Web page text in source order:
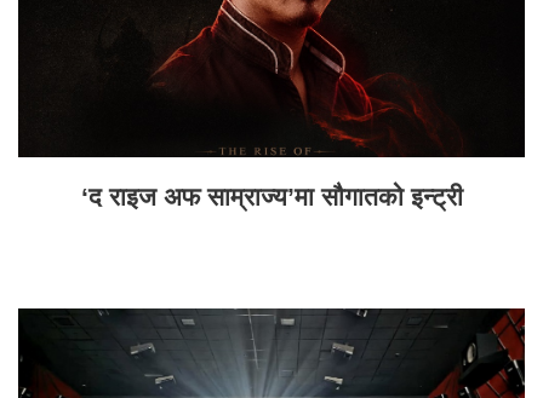
‘द राइज अफ साम्राज्य’मा सौगातको इन्ट्री